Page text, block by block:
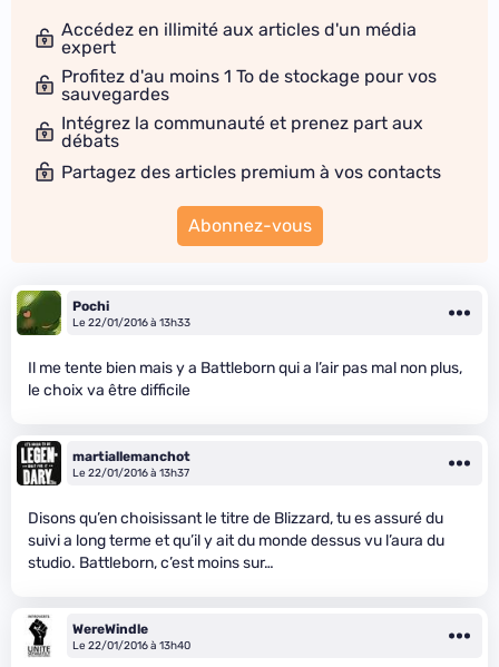
Accédez en illimité aux articles d'un média
expert
Profitez d'au moins 1 To de stockage pour vos
sauvegardes
Intégrez la communauté et prenez part aux
débats
Partagez des articles premium à vos contacts
Abonnez-vous
Pochi
Le 22/01/2016 à 13h33
Il me tente bien mais y a Battleborn qui a l’air pas mal non plus,
le choix va être difficile
martiallemanchot
Le 22/01/2016 à 13h37
Disons qu’en choisissant le titre de Blizzard, tu es assuré du
suivi a long terme et qu’il y ait du monde dessus vu l’aura du
studio. Battleborn, c’est moins sur…
WereWindle
Le 22/01/2016 à 13h40